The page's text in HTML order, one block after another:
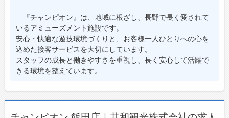
『チャンピオン』は、地域に根ざし、長野で長く愛されて
いるアミューズメント施設です。
安心・快適な遊技環境づくりと、お客様一人ひとりへの心を
込めた接客サービスを大切にしています。
スタッフの成長と働きやすさを重視し、長く安心して活躍で
きる環境を整えています。